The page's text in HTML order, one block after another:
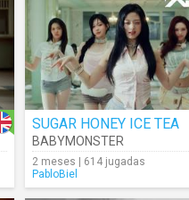
SUGAR HONEY ICE TEA
BABYMONSTER
2 meses | 614 jugadas
PabloBiel